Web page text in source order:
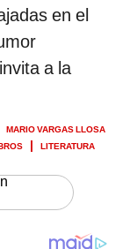
en el
a la
MARIO VARGAS LLOSA
LITERATURA